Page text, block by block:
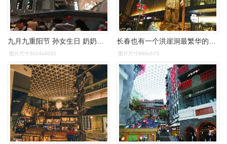
图片尺寸3024x4032 图片尺寸860x573